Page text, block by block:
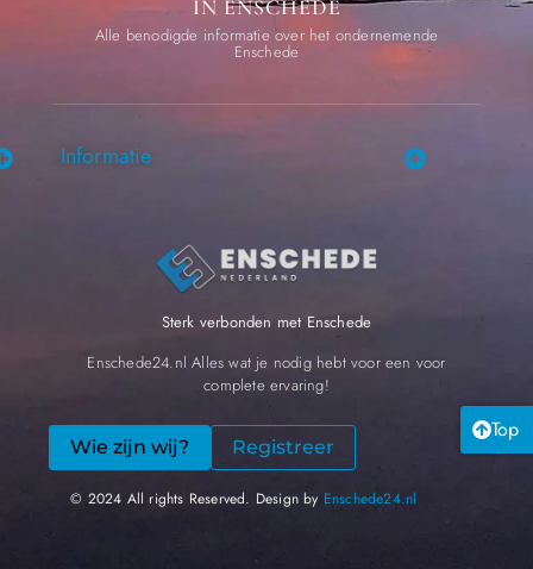
Top
IN ENSCHEDE
Alle benodigde informatie over het ondernemende
Enschede
Informatie
Sterk verbonden met Enschede
Enschede24.nl Alles wat je nodig hebt voor een voor
complete ervaring!
Wie zijn wij? Registreer
© 2024 All rights Reserved. Design by Enschede24.nl